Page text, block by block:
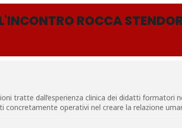
ROCCA
tratte dall’esperienza clinica dei didatti formatori
operativi nel creare la relazione